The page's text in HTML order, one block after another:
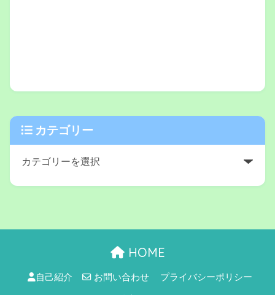
カテゴリー
HOME
自己紹介 お問い合わせ プライバシーポリシー